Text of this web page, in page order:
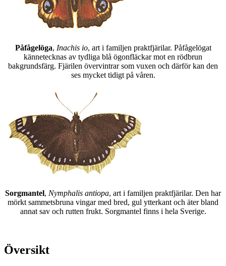
Påfågelöga, Inachis io, art i familjen praktfjärilar. Påfågelögat
kännetecknas av tydliga blå ögonfläckar mot en rödbrun
bakgrundsfärg. Fjärilen övervintrar som vuxen och därför kan den
ses mycket tidigt på våren.
Sorgmantel, Nymphalis antiopa, art i familjen praktfjärilar. Den har
mörkt sammetsbruna vingar med bred, gul ytterkant och äter bland
annat sav och rutten frukt. Sorgmantel finns i hela Sverige.
Översikt